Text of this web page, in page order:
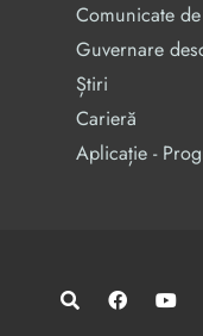
Comunicate
Guvernare
Știri
Carieră
Aplicație -